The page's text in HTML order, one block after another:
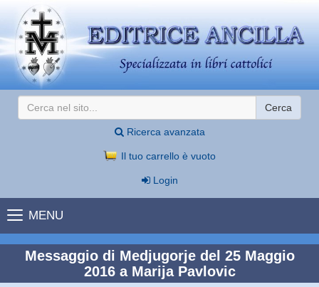
Cerca
Ricerca avanzata
Il tuo carrello è vuoto
Login
MENU
Messaggio di Medjugorje del 25 Maggio
2016 a Marija Pavlovic